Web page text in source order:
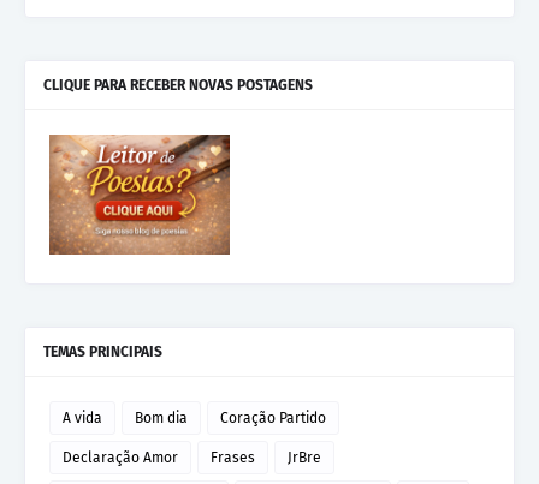
CLIQUE PARA RECEBER NOVAS POSTAGENS
TEMAS PRINCIPAIS
A vida Bom dia Coração Partido
Declaração Amor Frases JrBre